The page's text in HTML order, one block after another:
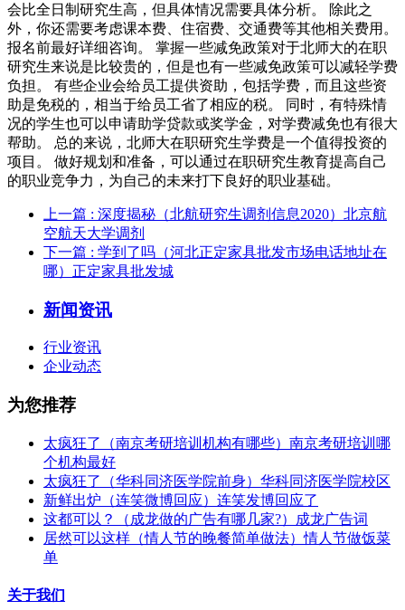
会比全日制研究生高，但具体情况需要具体分析。 除此之
外，你还需要考虑课本费、住宿费、交通费等其他相关费用。
报名前最好详细咨询。 掌握一些减免政策对于北师大的在职
研究生来说是比较贵的，但是也有一些减免政策可以减轻学费
负担。 有些企业会给员工提供资助，包括学费，而且这些资
助是免税的，相当于给员工省了相应的税。 同时，有特殊情
况的学生也可以申请助学贷款或奖学金，对学费减免也有很大
帮助。 总的来说，北师大在职研究生学费是一个值得投资的
项目。 做好规划和准备，可以通过在职研究生教育提高自己
的职业竞争力，为自己的未来打下良好的职业基础。
上一篇 : 深度揭秘（北航研究生调剂信息2020）北京航
空航天大学调剂
下一篇 : 学到了吗（河北正定家具批发市场电话地址在
哪）正定家具批发城
新闻资讯
行业资讯
企业动态
为您推荐
太疯狂了（南京考研培训机构有哪些）南京考研培训哪
个机构最好
太疯狂了（华科同济医学院前身）华科同济医学院校区
新鲜出炉（连笑微博回应）连笑发博回应了
这都可以？（成龙做的广告有哪几家?）成龙广告词
居然可以这样（情人节的晚餐简单做法）情人节做饭菜
单
关于我们